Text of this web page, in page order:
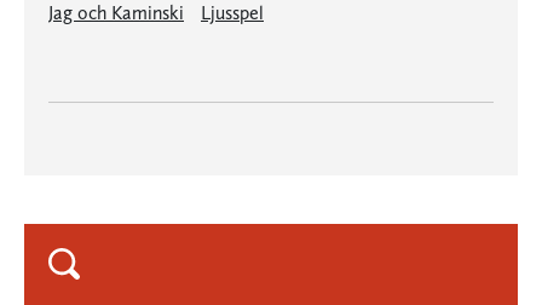
Jag och Kaminski Ljusspel